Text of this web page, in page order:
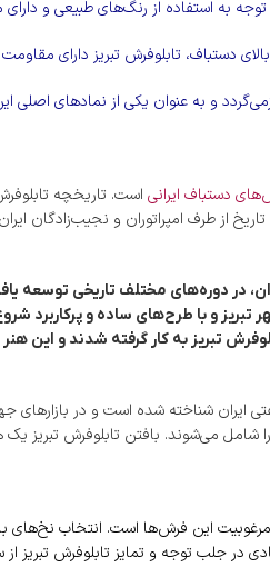
به استفاده از رنگ‌های طبیعی و دارای
دستباف، تابلوفرش تبریز دارای
و به عنوان یکی از نمادهای اصلی
دستباف ایرانی است. تاریخچه
از طرف امپراتوران و نجیب‌زادگان
در دوره‌های مختلف تاریخی توسعه
و با طرح‌های ساده و پرکاربرد
تبریز به کار گرفته شدند و این
ایران شناخته شده است و در
شامل می‌شوند. بافتن تابلوفرش تبریز
مرغوبیت این فرش‌ها است. انتخاب
در جلب توجه و تمایز تابلوفرش تبریز